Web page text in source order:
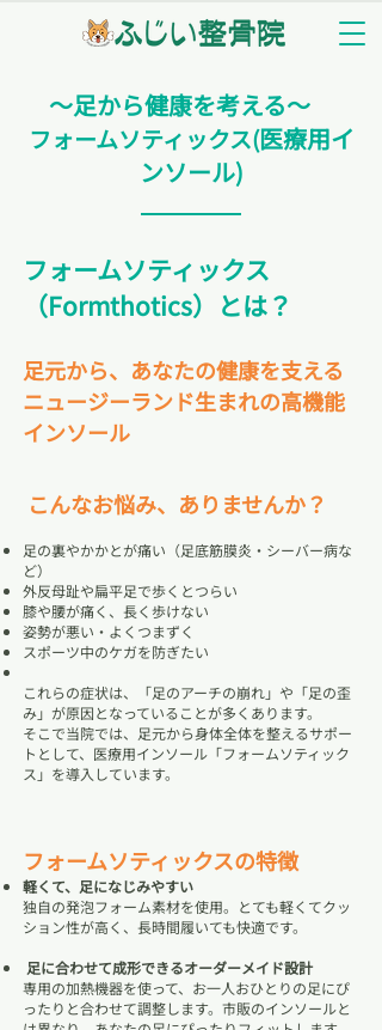
〜足から健康を考える〜
フォームソティックス(医療用イ
ンソール)
フォームソティックス
（Formthotics）とは？
足元から、あなたの健康を支える
ニュージーランド生まれの高機能
インソール
こんなお悩み、ありませんか？
足の裏やかかとが痛い（足底筋膜炎・シーバー病な
ど）
外反母趾や扁平足で歩くとつらい
膝や腰が痛く、長く歩けない
姿勢が悪い・よくつまずく
スポーツ中のケガを防ぎたい
これらの症状は、「足のアーチの崩れ」や「足の歪
み」が原因となっていることが多くあります。
そこで当院では、足元から身体全体を整えるサポー
トとして、医療用インソール「フォームソティック
ス」を導入しています。
フォームソティックスの特徴
軽くて、足になじみやすい
独自の発泡フォーム素材を使用。とても軽くてクッ
ション性が高く、長時間履いても快適です。
足に合わせて成形できるオーダーメイド設計
専用の加熱機器を使って、お一人おひとりの足にぴ
ったりと合わせて調整します。市販のインソールと